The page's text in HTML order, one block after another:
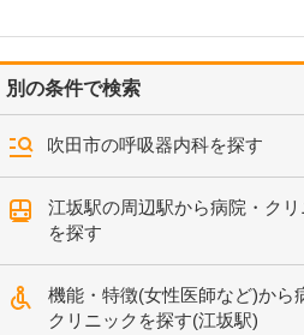
別の条件で検索
吹田市の呼吸器内科を探す
江坂駅の周辺駅から病院・クリ
を探す
機能・特徴(女性医師など)から
クリニックを探す(江坂駅)